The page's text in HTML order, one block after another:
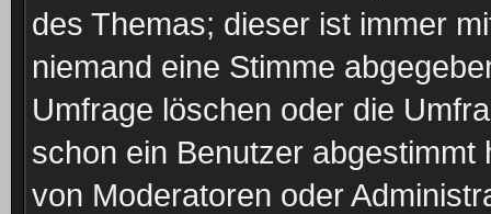
des Themas; dieser ist immer
niemand eine Stimme
Umfrage löschen oder die
schon ein Benutzer
von Moderatoren oder